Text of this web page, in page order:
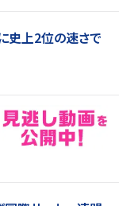
史上2位の速さで